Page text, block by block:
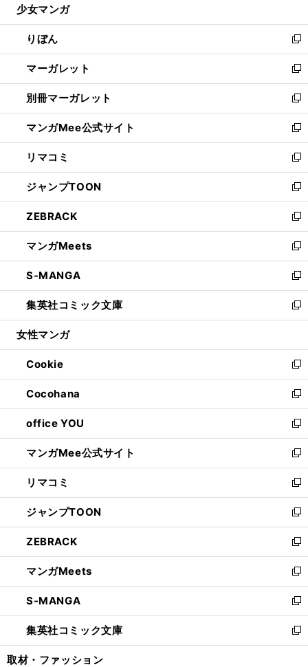
開
く
ウ
で
開
く
ン
ド
ウ
で
開
く
ウ
ィ
ン
ド
ウ
で
開
く
少女マンガ
りぼん
新
し
い
ウ
ィ
ン
ド
ウ
で
開
く
マーガレット
新
し
い
ウ
ィ
ン
ド
ウ
で
開
く
別冊マーガレット
新
し
い
ウ
ィ
ン
ド
ウ
で
開
く
マンガMee公式サイト
新
し
い
ウ
ィ
ン
ド
ウ
で
開
く
リマコミ
新
し
い
ウ
ィ
ン
ド
ウ
で
開
く
ジャンプTOON
新
し
い
ウ
ィ
ン
ド
ウ
で
開
ZEBRACK
新
し
い
ウ
ィ
ン
ド
ウ
開
く
マンガMeets
新
し
い
ウ
ィ
ン
ウ
で
開
く
S-MANGA
新
し
い
ウ
ン
ド
ウ
で
開
く
集英社コミック文庫
新
し
ウ
ィ
ン
ド
ウ
で
開
く
女性マンガ
Cookie
新
し
い
ウ
ィ
ン
ド
ウ
で
開
く
Cocohana
新
し
い
ウ
ィ
ン
ド
ウ
で
開
く
office YOU
新
し
い
ウ
ィ
ン
ド
ウ
で
開
く
マンガMee公式サイト
新
し
い
ウ
ィ
ン
ド
ウ
で
開
く
リマコミ
新
し
い
ウ
ィ
ン
ド
ウ
で
開
く
ジャンプTOON
新
し
い
ウ
ィ
ン
ド
ウ
で
開
ZEBRACK
新
し
い
ウ
ィ
ン
ド
ウ
マンガMeets
新
し
い
ウ
ィ
ン
S-MANGA
新
し
い
ウ
集英社コミック文庫
新
し
取材・ファッション